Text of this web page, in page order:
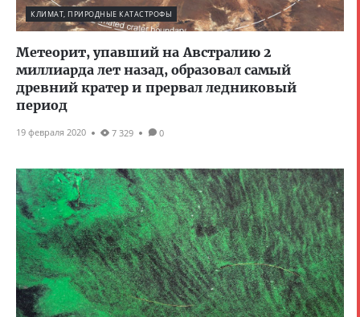
КЛИМАТ, ПРИРОДНЫЕ КАТАСТРОФЫ
Метеорит, упавший на Австралию 2
миллиарда лет назад, образовал самый
древний кратер и прервал ледниковый
период
19 февраля 2020 7 329 0